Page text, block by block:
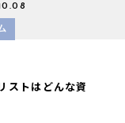
ストはどんな資